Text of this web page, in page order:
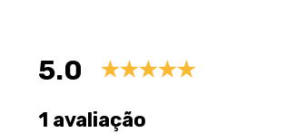
5.0
1 avaliação